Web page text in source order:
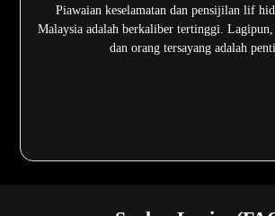
Piawaian keselamatan dan pensijilan lif
Malaysia adalah berkaliber tertinggi. Lagipun,
dan orang tersayang adalah